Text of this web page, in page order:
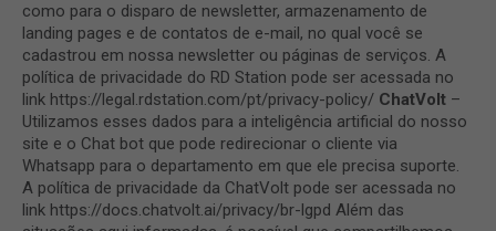
como para o disparo de newsletter, armazenamento de
landing pages e de contatos de e-mail, no qual você se
cadastrou em nossa newsletter ou páginas de serviços. A
política de privacidade do RD Station pode ser acessada no
link https://legal.rdstation.com/pt/privacy-policy/ ChatVolt –
Utilizamos esses dados para a inteligência artificial do nosso
site e o Chat bot que pode redirecionar o cliente via
Whatsapp para o departamento em que ele precisa suporte.
A política de privacidade da ChatVolt pode ser acessada no
link https://docs.chatvolt.ai/privacy/br-lgpd Além das